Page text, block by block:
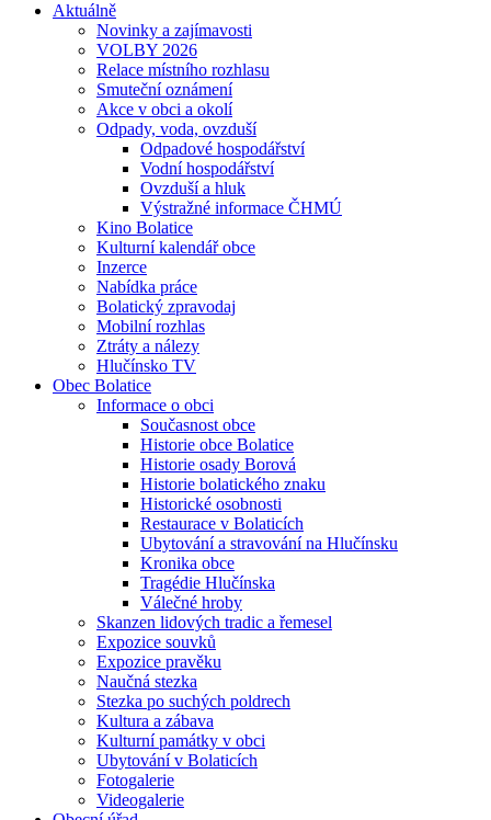
Aktuálně
Novinky a zajímavosti
VOLBY 2026
Relace místního rozhlasu
Smuteční oznámení
Akce v obci a okolí
Odpady, voda, ovzduší
Odpadové hospodářství
Vodní hospodářství
Ovzduší a hluk
Výstražné informace ČHMÚ
Kino Bolatice
Kulturní kalendář obce
Inzerce
Nabídka práce
Bolatický zpravodaj
Mobilní rozhlas
Ztráty a nálezy
Hlučínsko TV
Obec Bolatice
Informace o obci
Současnost obce
Historie obce Bolatice
Historie osady Borová
Historie bolatického znaku
Historické osobnosti
Restaurace v Bolaticích
Ubytování a stravování na Hlučínsku
Kronika obce
Tragédie Hlučínska
Válečné hroby
Skanzen lidových tradic a řemesel
Expozice souvků
Expozice pravěku
Naučná stezka
Stezka po suchých poldrech
Kultura a zábava
Kulturní památky v obci
Ubytování v Bolaticích
Fotogalerie
Videogalerie